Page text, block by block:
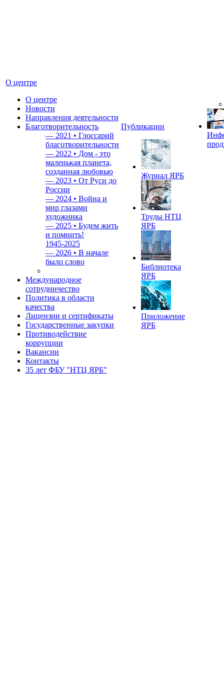
О центре
О центре
Новости
Направления деятельности
Благотворительность
— 2021 • Глоссарий
благотворительности
— 2022 • Дом - это
маленькая планета,
созданная любовью
— 2023 • От Руси до
России
— 2024 • Война и
мир глазами
художника
— 2025 • Будем жить
и помнить!
1945-2025
— 2026 • В начале
было слово
Международное
сотрудничество
Политика в области
качества
Лицензии и сертификаты
Государственные закупки
Противодействие
коррупции
Вакансии
Контакты
35 лет ФБУ "НТЦ ЯРБ"
Публикации
Журнал ЯРБ
Труды НТЦ
ЯРБ
Библиотека
ЯРБ
Приложение
ЯРБ